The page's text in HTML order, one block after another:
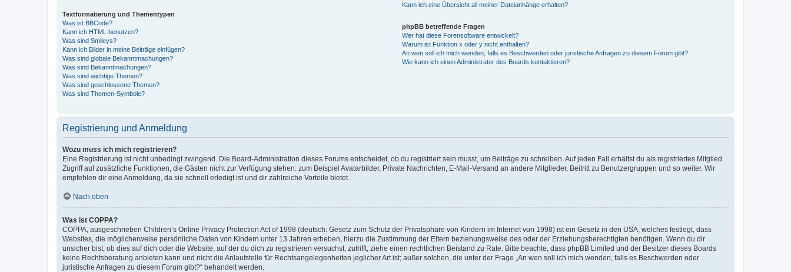
Textformatierung und Thementypen
Was ist BBCode?
Kann ich HTML benutzen?
Was sind Smileys?
Kann ich Bilder in meine Beiträge einfügen?
Was sind globale Bekanntmachungen?
Was sind Bekanntmachungen?
Was sind wichtige Themen?
Was sind geschlossene Themen?
Was sind Themen-Symbole?
Kann ich eine Übersicht all meiner Dateianhänge erhalten?
phpBB betreffende Fragen
Wer hat diese Forensoftware entwickelt?
Warum ist Funktion x oder y nicht enthalten?
An wen soll ich mich wenden, falls es Beschwerden oder juristische Anfragen zu diesem Forum gibt?
Wie kann ich einen Administrator des Boards kontaktieren?
Registrierung und Anmeldung
Wozu muss ich mich registrieren?
Eine Registrierung ist nicht unbedingt zwingend. Die Board-Administration dieses Forums entscheidet, ob du registriert sein musst, um Beiträge zu schreiben. Auf jeden Fall erhältst du als registriertes Mitglied
Zugriff auf zusätzliche Funktionen, die Gästen nicht zur Verfügung stehen: zum Beispiel Avatarbilder, Private Nachrichten, E-Mail-Versand an andere Mitglieder, Beitritt zu Benutzergruppen und so weiter. Wir
empfehlen dir eine Anmeldung, da sie schnell erledigt ist und dir zahlreiche Vorteile bietet.
Nach oben
Was ist COPPA?
COPPA, ausgeschrieben Children’s Online Privacy Protection Act of 1998 (deutsch: Gesetz zum Schutz der Privatsphäre von Kindern im Internet von 1998) ist ein Gesetz in den USA, welches festlegt, dass
Websites, die möglicherweise persönliche Daten von Kindern unter 13 Jahren erheben, hierzu die Zustimmung der Eltern beziehungsweise des oder der Erziehungsberechtigten benötigen. Wenn du dir
unsicher bist, ob dies auf dich oder die Website, auf der du dich zu registrieren versuchst, zutrifft, ziehe einen rechtlichen Beistand zu Rate. Bitte beachte, dass phpBB Limited und der Besitzer dieses Boards
keine Rechtsberatung anbieten kann und nicht die Anlaufstelle für Rechtsangelegenheiten jeglicher Art ist; außer solchen, die unter der Frage „An wen soll ich mich wenden, falls es Beschwerden oder
juristische Anfragen zu diesem Forum gibt?“ behandelt werden.